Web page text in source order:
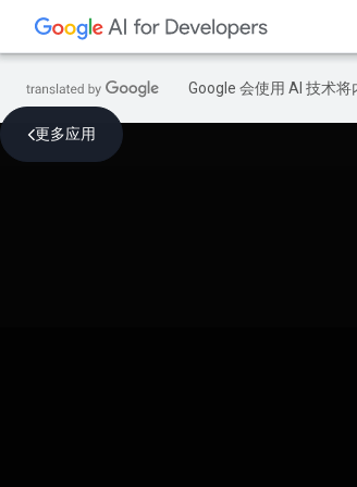
Google 会使用 AI 技术
更多应用